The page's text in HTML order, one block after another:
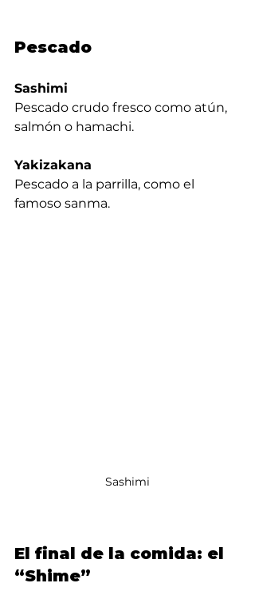
Pescado
Sashimi
Pescado crudo fresco como atún,
salmón o hamachi.
Yakizakana
Pescado a la parrilla, como el
famoso sanma.
Sashimi
El final de la comida: el
“Shime”